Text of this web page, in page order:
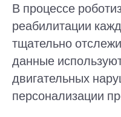
В процессе
реабилитации
тщательно
данные
двигательных
персонализации